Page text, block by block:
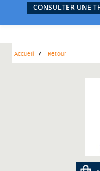
CONSULTER UNE
Accueil Retour